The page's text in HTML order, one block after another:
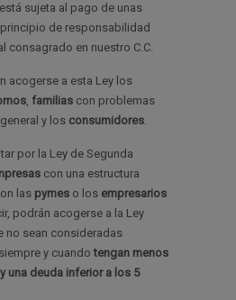
sujeta al pago de unas
de responsabilidad
consagrado en nuestro C.C.
acogerse a esta Ley los
, familias con problemas
y los consumidores.
por la Ley de Segunda
con una estructura
las pymes o los empresarios
podrán acogerse a la Ley
no sean consideradas
y cuandotengan menos
una deuda inferior a los 5